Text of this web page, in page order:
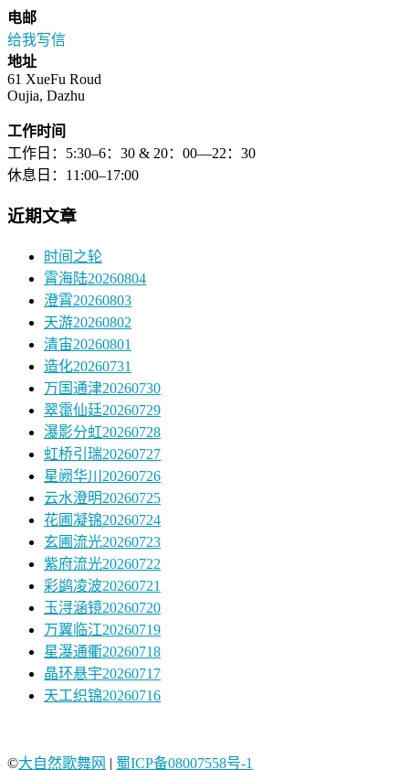
电邮
给我写信
地址
61 XueFu Roud
Oujia, Dazhu
工作时间
工作日：5:30–6：30 & 20：00—22：30
休息日：11:00–17:00
近期文章
时间之轮
霄海陆20260804
澄霄20260803
天游20260802
清宙20260801
造化20260731
万国通津20260730
翠霭仙廷20260729
瀑影分虹20260728
虹桥引瑞20260727
星阙华川20260726
云水澄明20260725
花圃凝锦20260724
玄圃流光20260723
紫府流光20260722
彩鹢凌波20260721
玉浔涵镜20260720
万翼临江20260719
星瀑通衢20260718
晶环悬宇20260717
天工织锦20260716
©大自然歌舞网 | 蜀ICP备08007558号-1